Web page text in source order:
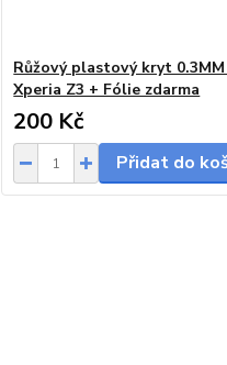
Růžový plastový kryt
Xperia Z3 + Fólie zdarma
200 Kč
Přidat do